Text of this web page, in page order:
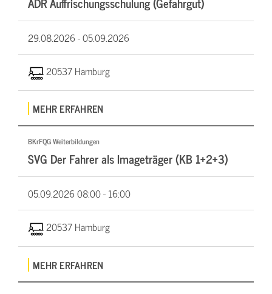
29.08.2026 -05.09.2026
20537 Hamburg
MEHR ERFAHREN
BKrFQG Weiterbildungen
SVG Der Fahrer als Imageträger (KB 1+2+3)
05.09.202608:00 - 16:00
20537 Hamburg
MEHR ERFAHREN